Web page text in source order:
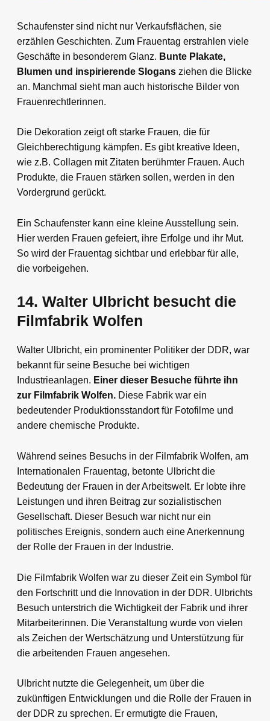
Schaufenster sind nicht nur Verkaufsflächen, sie
erzählen Geschichten. Zum Frauentag erstrahlen viele
Geschäfte in besonderem Glanz. Bunte Plakate,
Blumen und inspirierende Slogans ziehen die Blicke
an. Manchmal sieht man auch historische Bilder von
Frauenrechtlerinnen.
Die Dekoration zeigt oft starke Frauen, die für
Gleichberechtigung kämpfen. Es gibt kreative Ideen,
wie z.B. Collagen mit Zitaten berühmter Frauen. Auch
Produkte, die Frauen stärken sollen, werden in den
Vordergrund gerückt.
Ein Schaufenster kann eine kleine Ausstellung sein.
Hier werden Frauen gefeiert, ihre Erfolge und ihr Mut.
So wird der Frauentag sichtbar und erlebbar für alle,
die vorbeigehen.
14. Walter Ulbricht besucht die
Filmfabrik Wolfen
Walter Ulbricht, ein prominenter Politiker der DDR, war
bekannt für seine Besuche bei wichtigen
Industrieanlagen. Einer dieser Besuche führte ihn
zur Filmfabrik Wolfen. Diese Fabrik war ein
bedeutender Produktionsstandort für Fotofilme und
andere chemische Produkte.
Während seines Besuchs in der Filmfabrik Wolfen, am
Internationalen Frauentag, betonte Ulbricht die
Bedeutung der Frauen in der Arbeitswelt. Er lobte ihre
Leistungen und ihren Beitrag zur sozialistischen
Gesellschaft. Dieser Besuch war nicht nur ein
politisches Ereignis, sondern auch eine Anerkennung
der Rolle der Frauen in der Industrie.
Die Filmfabrik Wolfen war zu dieser Zeit ein Symbol für
den Fortschritt und die Innovation in der DDR. Ulbrichts
Besuch unterstrich die Wichtigkeit der Fabrik und ihrer
Mitarbeiterinnen. Die Veranstaltung wurde von vielen
als Zeichen der Wertschätzung und Unterstützung für
die arbeitenden Frauen angesehen.
Ulbricht nutzte die Gelegenheit, um über die
zukünftigen Entwicklungen und die Rolle der Frauen in
der DDR zu sprechen. Er ermutigte die Frauen,